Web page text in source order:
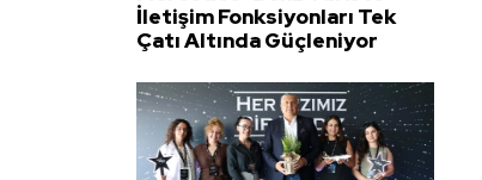
İletişim Fonksiyonları Tek
Çatı Altında Güçleniyor